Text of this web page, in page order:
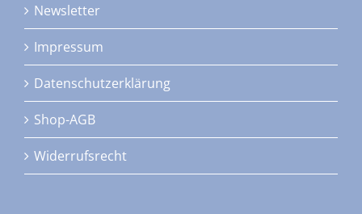
Newsletter
Impressum
Datenschutzerklärung
Shop-AGB
Widerrufsrecht